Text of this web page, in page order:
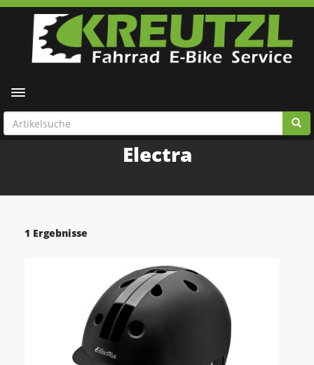
Toggle navigation
Electra
1 Ergebnisse